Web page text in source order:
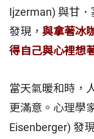
Ijzerman) 與甘
發現， 與拿著冰
得自己與心裡想
當天氣暖和時，
更滿意。心理學
Eisenberger) 發